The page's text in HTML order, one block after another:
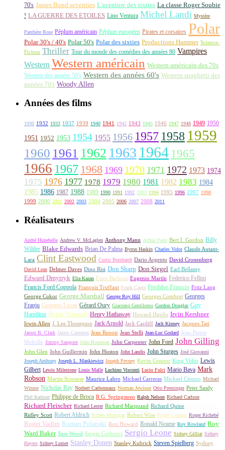
70's James Bond seventies L'aventure des sixties La classe Roger Soubie
! LA GUERRE DES ETOILES Lino Ventura Michel Landi Mystère
Panthère Rose Péplum américain Péplum européen Pirates et corsaires Polar
Polar 30's / 40's Polar 50's Polar des sixties Productions Hammer Science-
Fiction Thriller Tour du monde des comédies des années 80 Vampires
Western Western américain Western américain des 70s
Western des années 50's Western des années 60's Western spaghetti des
années 70's Woody Allen
Années des films
1930 1932 1933 1937 1939 1940 1941 1942 1943 1945 1946 1947 1948 1949 1950
1951 1952 1953 1954 1955 1956 1957 1958 1959
1960 1961 1962 1963 1964 1965
1966 1967 1968 1969 1970 1971 1972 1973 1974
1975 1976 1977 1978 1979 1980 1981 1982 1983 1984
1985 1986 1987 1988 1989 1990 1991 1992 1993 1994 1995 1996 1997 1998
1999 2000 2001 2002 2003 2004 2005 2006 2007 2008 2011
Réalisateurs
André Hunebelle Andrew V. McLaglen Anthony Mann Arthur Penn Bert I. Gordon Billy
Wilder Blake Edwards Brian De Palma Byron Haskin Charles Vidor Claude Autant-
Lara Clint Eastwood Curtis Bernhardt Dario Argento David Cronenberg
David Lean Delmer Daves Dino Risi Don Sharp Don Siegel Earl Bellamy
Edward Dmytryk Elia Kazan Enzo Barboni Eugenio Martín Federico Fellini
Francis Ford Coppola François Truffaut Frank Capra Freddie Francis Fritz Lang
George Cukor George Marshall George Roy Hill Georges Combret Georges
Franju Georges Lucas Gérard Oury Giacomo Gentilomo Gordon Douglas Guy
Hamilton Henri Verneuil Henry Hathaway Howard Hawks Irvin Kershner
Irwin Allen J. Lee Thompson Jack Arnold Jack Cardiff Jack Kinney Jacques Tati
James B. Clark James Cameron Jean Renoir Jean Stelli Jean-Luc Godard Jean-Pierre
Melville Jimmy Sangster John Boorman John Carpenter John Ford John Gilling
John Glen John Guillermin John Huston John Landis John Sturges José Giovanni
Joseph Anthony Joseph L. Mankiewicz Joseph Pevney Kevin Connor King Vidor Lewis
Gilbert Lewis Milestone Louis Malle Luchino Visconti Lucio Fulci Mario Bava Mark
Robson Martin Scorsese Maurice Labro Michael Carreras Michael Cimino Michael
Winner Nicholas Ray Norbert Carbonnaux Norman Jewison Otto Preminger Peter Sasdy
Phil Karlson Philippe de Broca R.G. Springsteen Ralph Nelson Richard Carlson
Richard Fleischer Richard Lester Richard Marquand Richard Quine
Ridley Scott Robert Aldrich Robert Mulligan Robert Wise Roger Corman Roger Richebé
Roger Vadim Roman Polanski Ron Howard Ronald Neame Roy Rowland Roy
Ward Baker Sam Wood Sergio Corbucci Sergio Leone Sidney Gilliat Sidney
Hayers Sidney Lumet Stanley Donen Stanley Kubrick Steven Spielberg Sydney